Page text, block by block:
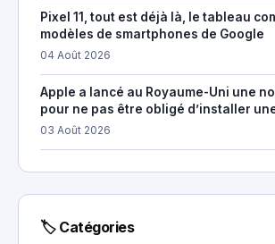
Pixel 11, tout est déjà là, le tableau
modèles de smartphones de Google
04 Août 2026
Apple a lancé au Royaume-Uni une
pour ne pas être obligé d’installer
03 Août 2026
🏷 Catégories